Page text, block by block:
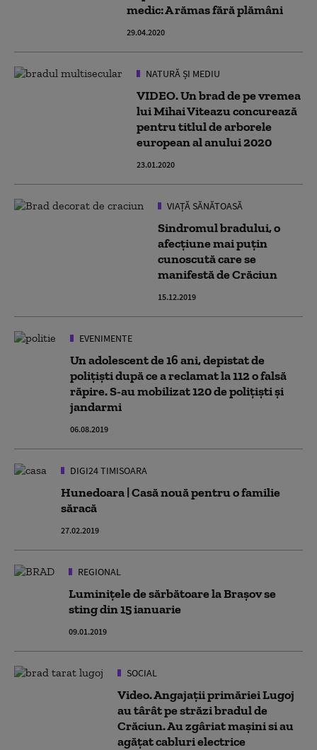
medic: A rămas fără plămâni
29.04.2020
NATURĂ ȘI MEDIU
VIDEO. Un brad de pe vremea
lui Mihai Viteazu concurează
pentru titlul de arborele
european al anului 2020
23.01.2020
VIAȚĂ SĂNĂTOASĂ
Sindromul bradului, o
afecțiune mai puțin
cunoscută care se
manifestă de Crăciun
15.12.2019
EVENIMENTE
Un adolescent de 16 ani, depistat de
poliţişti după ce a reclamat la 112 o falsă
răpire. S-au mobilizat 120 de polițiști și
jandarmi
06.08.2019
DIGI24 TIMISOARA
Hunedoara | Casă nouă pentru o familie
săracă
27.02.2019
REGIONAL
Luminiţele de sărbătoare la Braşov se
sting din 15 ianuarie
09.01.2019
SOCIAL
Video. Angajații primăriei Lugoj
au târât pe străzi bradul de
Crăciun. Au zgâriat mașini si au
agățat cabluri electrice